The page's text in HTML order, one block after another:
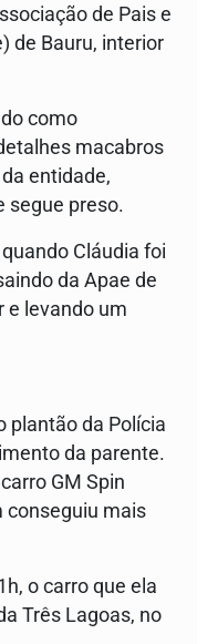
de Pais e
de Bauru, interior
como
macabros
entidade,
segue preso.
Cláudia foi
da Apae de
e levando um
plantão da Polícia
da parente.
GM Spin
conseguiu mais
o carro que ela
Três Lagoas, no